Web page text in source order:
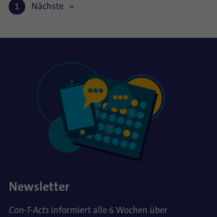
1 Nächste
Newsletter
Con-T-Acts informiert alle 6 Wochen über